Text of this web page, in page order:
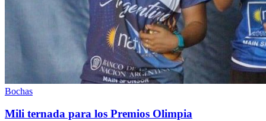
Bochas
Mili ternada para los Premios Olimpia